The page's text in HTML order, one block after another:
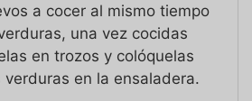
a cocer al mismo tiempo
una vez cocidas
en trozos y colóquelas
verduras en la ensaladera.